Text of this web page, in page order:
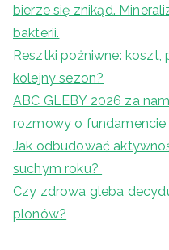
bierze się znikąd.
bakterii.
Resztki pożniwne:
kolejny sezon?
ABC GLEBY 2026 za
rozmowy o
Jak odbudować
suchym roku?
Czy zdrowa gleba
plonów?